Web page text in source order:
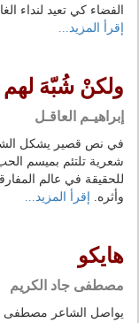
الفضاء كي تعيد لنداء
إقرأ المزيد...
ولكنْ شُبّهَ لهم
إبراهيـم العاقـل
في نص قصير يشكل
شعرية تلتئم بميسم
للحقيقة في عالم
وأثره.
إقرأ المزيد...
هايكو
مصطفى جاد الكريم
يواصل الشاعر مصطفى